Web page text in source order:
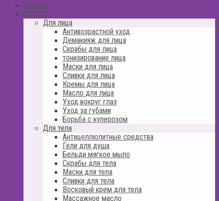
Главная
Каталог
Для лица
Антивозрастной уход
Демакияж для лица
Скрабы для лица
тонизирование лица
Маски для лица
Сливки для лица
Кремы для лица
Масло для лица
Уход вокруг глаз
Уход за губами
Борьба с куперозом
Для тела
Антицеллюлитные средства
Гели для душа
Бельди мягкое мыло
Скрабы для тела
Маски для тела
Сливки для тела
Восковый крем для тела
Массажное масло